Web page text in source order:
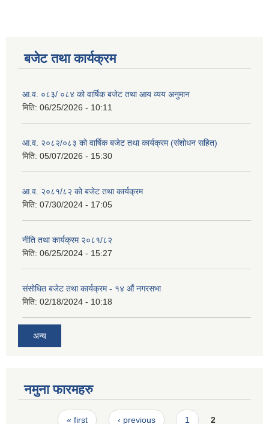
बजेट तथा कार्यक्रम
आ.व. ०८३/ ०८४ को वार्षिक बजेट तथा आय व्यय अनुमान
मिति: 06/25/2026 - 10:11
आ.व. २०८२/०८३ को वार्षिक बजेट तथा कार्यक्रम (संशोधन सहित)
मिति: 05/07/2026 - 15:30
आ.व. २०८१/८२ को बजेट तथा कार्यक्रम
मिति: 07/30/2024 - 17:05
नीति तथा कार्यक्रम २०८१/८२
मिति: 06/25/2024 - 15:27
संसोधित बजेट तथा कार्यक्रम - १४ औं नगरसभा
मिति: 02/18/2024 - 10:18
अन्य
नमुना फारमहरु
Pages« first ‹ previous 1 2